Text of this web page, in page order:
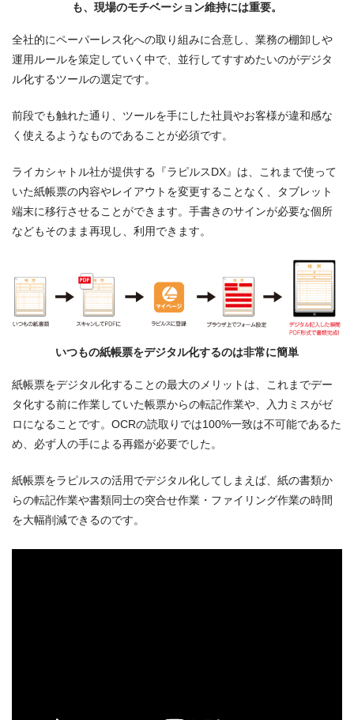
も、現場のモチベーション維持には重要。
全社的にペーパーレス化への取り組みに合意し、業務の棚卸しや
運用ルールを策定していく中で、並行してすすめたいのがデジタ
ル化するツールの選定です。
前段でも触れた通り、ツールを手にした社員やお客様が違和感な
く使えるようなものであることが必須です。
ライカシャトル社が提供する『ラピルスDX』は、これまで使って
いた紙帳票の内容やレイアウトを変更することなく、タブレット
端末に移行させることができます。手書きのサインが必要な個所
などもそのまま再現し、利用できます。
いつもの紙帳票をデジタル化するのは非常に簡単
紙帳票をデジタル化することの最大のメリットは、これまでデー
タ化する前に作業していた帳票からの転記作業や、入力ミスがゼ
ロになることです。OCRの読取りでは100%一致は不可能であるた
め、必ず人の手による再鑑が必要でした。
紙帳票をラピルスの活用でデジタル化してしまえば、紙の書類か
らの転記作業や書類同士の突合せ作業・ファイリング作業の時間
を大幅削減できるのです。